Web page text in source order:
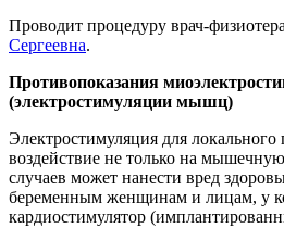
Проводит процедуру врач-
Сергеевна.
Противопоказания
(электростимуляции мышц)
Электростимуляция для локального
воздействие не только на
случаев может нанести вред
беременным женщинам и лицам, у
кардиостимулятор